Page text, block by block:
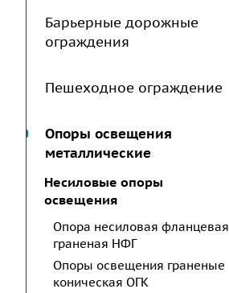
Барьерные дорожные
ограждения
Пешеходное ограждение
Опоры освещения
металлические
Несиловые опоры
освещения
Опора несиловая фланцевая
граненая НФГ
Опоры освещения граненые
коническая ОГК